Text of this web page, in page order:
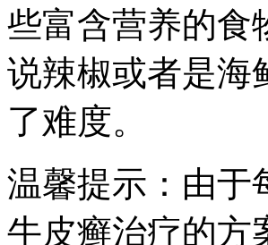
些富含营养的食
说辣椒或者是海
了难度。
温馨提示：由于
牛皮癣治疗的方